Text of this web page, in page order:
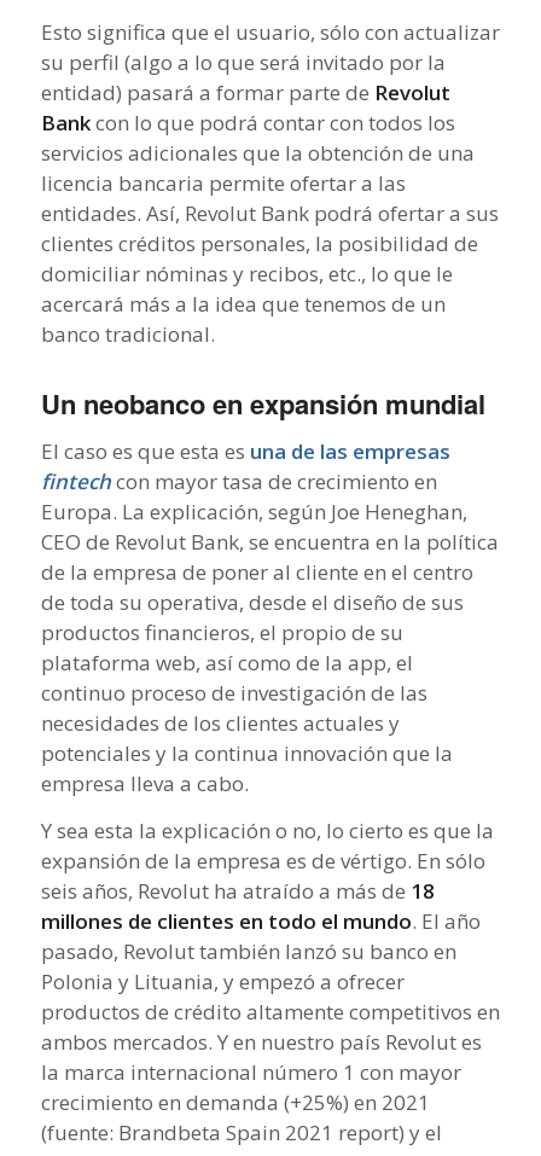
Esto significa que el usuario, sólo con actualizar
su perfil (algo a lo que será invitado por la
entidad) pasará a formar parte de Revolut
Bankcon lo que podrá contar con todos los
servicios adicionales que la obtención de una
licencia bancaria permite ofertar a las
entidades. Así, Revolut Bank podrá ofertar a sus
clientes créditos personales, la posibilidad de
domiciliar nóminas y recibos, etc., lo que le
acercará más a la idea que tenemos de un
banco tradicional.
Un neobanco en expansión mundial
El caso es que esta es una de las empresas
fintechcon mayor tasa de crecimiento en
Europa. La explicación, según Joe Heneghan,
CEO de Revolut Bank, se encuentra en la política
de la empresa de poner al cliente en el centro
de toda su operativa, desde el diseño de sus
productos financieros, el propio de su
plataforma web, así como de la app, el
continuo proceso de investigación de las
necesidades de los clientes actuales y
potenciales y la continua innovación que la
empresa lleva a cabo.
Y sea esta la explicación o no, lo cierto es que la
expansión de la empresa es de vértigo. En sólo
seis años, Revolut ha atraído a más de 18
millones de clientes en todo el mundo. El año
pasado, Revolut también lanzó su banco en
Polonia y Lituania, y empezó a ofrecer
productos de crédito altamente competitivos en
ambos mercados. Y en nuestro país Revolut es
la marca internacional número 1 con mayor
crecimiento en demanda (+25%) en 2021
(fuente: Brandbeta Spain 2021 report) y el